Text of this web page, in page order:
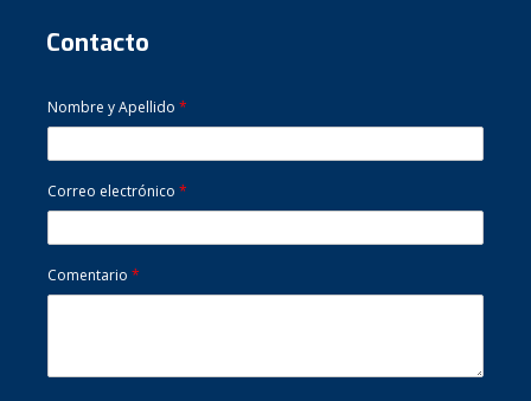
Contacto
Nombre y Apellido *
Correo electrónico *
Comentario *